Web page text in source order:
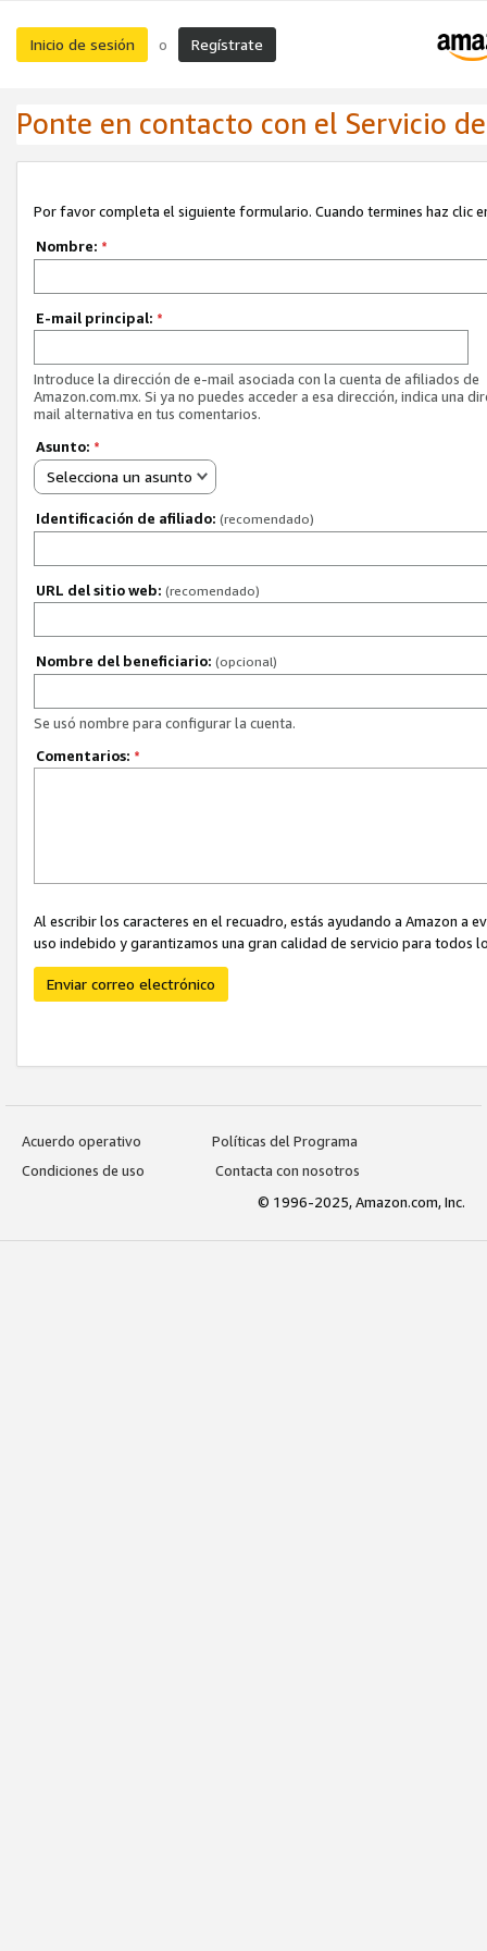
Inicio de sesión o Regístrate
Ponte en contacto con el Servicio
Por favor completa el siguiente formulario. Cuando termines haz clic
Nombre: *
E-mail principal: *
Introduce la dirección de e-mail asociada con la cuenta de afiliados de
Amazon.com.mx. Si ya no puedes acceder a esa dirección, indica una
mail alternativa en tus comentarios.
Asunto: *
Selecciona un asunto
Identificación de afiliado: (recomendado)
URL del sitio web: (recomendado)
Nombre del beneficiario: (opcional)
Se usó nombre para configurar la cuenta.
Comentarios: *
Al escribir los caracteres en el recuadro, estás ayudando a Amazon
uso indebido y garantizamos una gran calidad de servicio para todos
Enviar correo electrónico
Acuerdo operativo
Políticas del Programa
Condiciones de uso
Contacta con nosotros
© 1996-2025, Amazon.com, Inc.